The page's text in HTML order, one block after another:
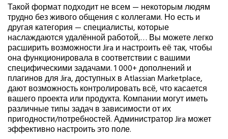
Такой формат подходит не всем — некоторым людям
трудно без живого общения с коллегами. Но есть и
другая категория — специалисты, которые
наслаждаются удалённой работой,… Вы можете легко
расширить возможности Jira и настроить её так, чтобы
она функционировала в соответствии с вашими
специфическими задачами. 1 000+ дополнений и
плагинов для Jira, доступных в Atlassian Marketplace,
дают возможность контролировать всё, что касается
вашего проекта или продукта. Компании могут иметь
различные типы задач в зависимости от их
пригодности/потребностей. Администратор Jira может
эффективно настроить это поле.